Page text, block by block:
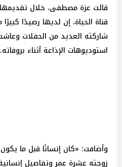
قناة الحياة، إن لديها رصيدًا
شاركته العديد من الحفلات
استوديوهات الإذاعة أثناء بروفاته.
وأضافت: «كان إنسانًا قبل ما يكون
زوجته عشرة عمر وتفاصيل